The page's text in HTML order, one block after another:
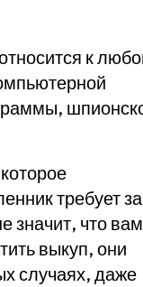
к
требует за
значит, что вам
выкуп, они
случаях, даже